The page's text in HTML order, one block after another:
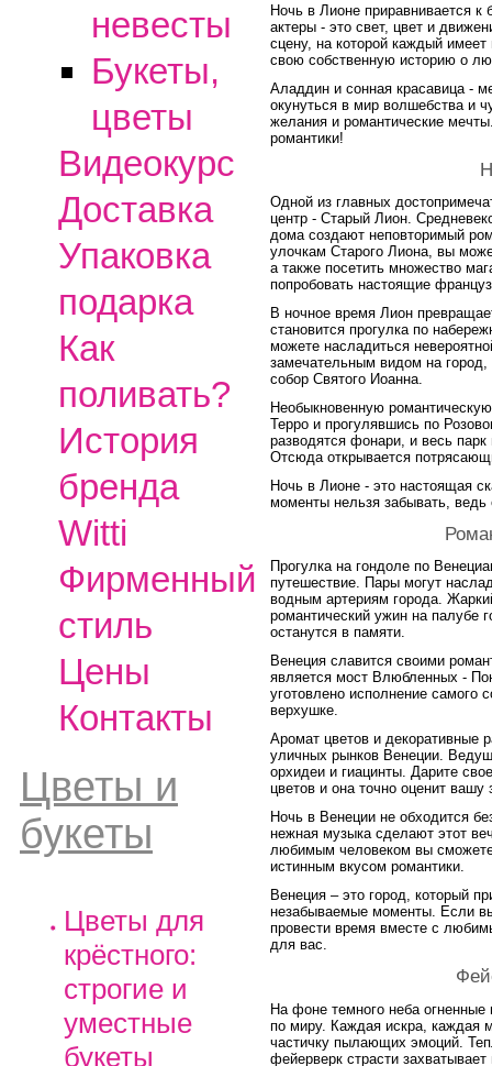
невесты
Букеты,
цветы
Видеокурс
Доставка
Упаковка
подарка
Как
поливать?
История
бренда
Witti
Фирменный
стиль
Цены
Контакты
Цветы и
букеты
Цветы для
крёстного:
строгие и
уместные
букеты
Ночь в Лионе приравнивается к
актеры - это свет, цвет и
сцену, на которой каждый
свою собственную историю о
Аладдин и сонная красавица -
окунуться в мир волшебства и
желания и романтические
романтики!
Одной из главных
центр - Старый Лион.
дома создают неповторимый
улочкам Старого Лиона, вы
а также посетить множество
попробовать настоящие
В ночное время Лион
становится прогулка по
можете насладиться
замечательным видом на
собор Святого Иоанна.
Необыкновенную
Терро и прогулявшись по
разводятся фонари, и весь
Отсюда открывается
Ночь в Лионе - это настоящая
моменты нельзя забывать,
Прогулка на гондоле по
путешествие. Пары могут
водным артериям города.
романтический ужин на палубе
останутся в памяти.
Венеция славится своими
является мост Влюбленных -
уготовлено исполнение самого
верхушке.
Аромат цветов и декоративные
уличных рынков Венеции.
орхидеи и гиацинты. Дарите
цветов и она точно оценит вашу
Ночь в Венеции не обходится
нежная музыка сделают этот
любимым человеком вы
истинным вкусом романтики.
Венеция – это город, который
незабываемые моменты. Если
провести время вместе с
для вас.
На фоне темного неба огненные
по миру. Каждая искра, каждая
частичку пылающих эмоций.
фейерверк страсти